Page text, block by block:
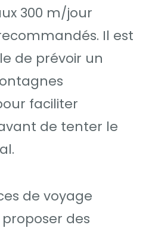
300 m/jour
Il est
de prévoir un
faciliter
de tenter le
de voyage
des